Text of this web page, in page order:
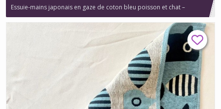
Essuie-mains japonais en gaze de coton bleu poisson et chat –